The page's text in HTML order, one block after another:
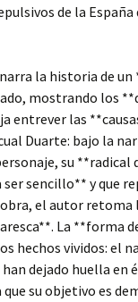
de la
narra la historia de un
mostrando los
entrever las
Duarte: bajo la
su
sencillo** y que
el autor
La **forma
hechos vividos: el
dejado huella en
su objetivo es